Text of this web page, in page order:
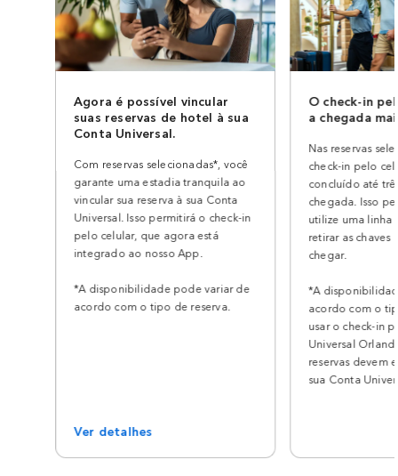
Agora é possível vincular
suas reservas de hotel à sua
Conta Universal.
Com reservas selecionadas*, você
garante uma estadia tranquila ao
vincular sua reserva à sua Conta
Universal. Isso permitirá o check-in
pelo celular, que agora está
integrado ao nosso App.
*A disponibilidade pode variar de
acordo com o tipo de reserva.
Ver detalhes
O check-in
a chegada
Nas reservas
check-in pelo
concluído até
chegada. Isso
utilize uma linha
retirar as chaves
chegar.
*A
acordo com o
usar o check-in
Universal
reservas devem
sua Conta